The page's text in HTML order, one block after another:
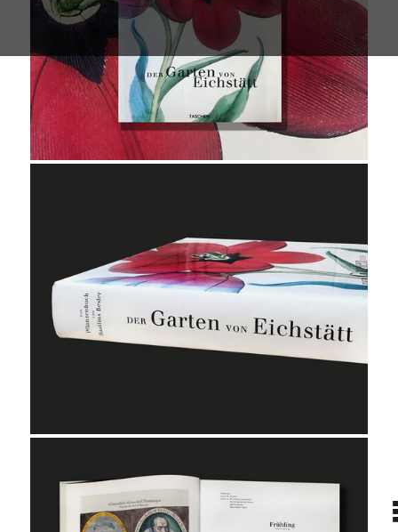
digital
identity
plakat
kontakt
home